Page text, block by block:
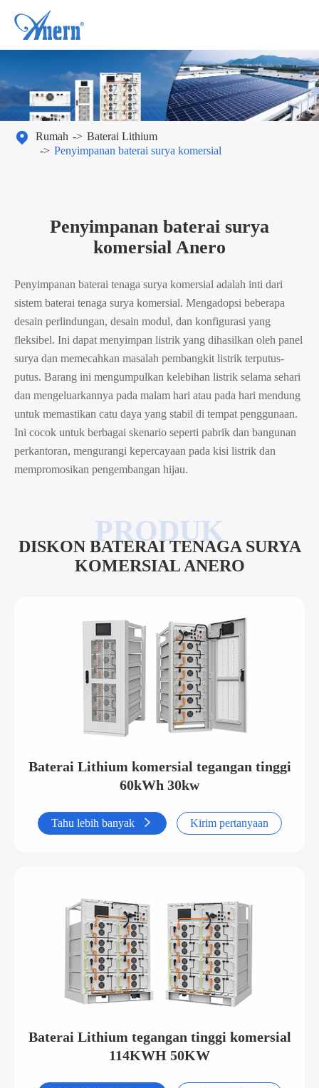
 Rumah
Baterai Lithium
Penyimpanan baterai surya komersial
Penyimpanan baterai surya
komersial Anero
Penyimpanan baterai tenaga surya komersial adalah inti dari
sistem baterai tenaga surya komersial. Mengadopsi beberapa
desain perlindungan, desain modul, dan konfigurasi yang
fleksibel. Ini dapat menyimpan listrik yang dihasilkan oleh panel
surya dan memecahkan masalah pembangkit listrik terputus-
putus. Barang ini mengumpulkan kelebihan listrik selama sehari
dan mengeluarkannya pada malam hari atau pada hari mendung
untuk memastikan catu daya yang stabil di tempat penggunaan.
Ini cocok untuk berbagai skenario seperti pabrik dan bangunan
perkantoran, mengurangi kepercayaan pada kisi listrik dan
mempromosikan pengembangan hijau.
DISKON BATERAI TENAGA SURYA
KOMERSIAL ANERO
Baterai Lithium komersial tegangan tinggi
60kWh 30kw
Tahu lebih banyak  Kirim pertanyaan
Baterai Lithium tegangan tinggi komersial
114KWH 50KW